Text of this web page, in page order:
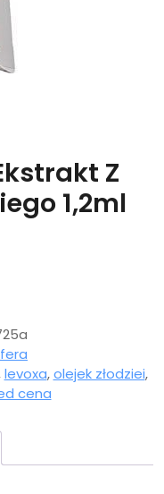
Z
1,2ml
levoxa,olejek złodziei,
cena